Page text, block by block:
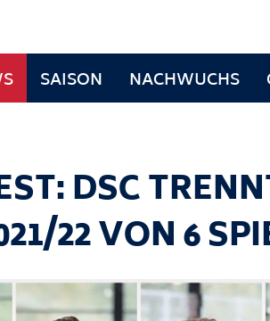
SAISON NACHWUCHS
DSC
22 VON 6